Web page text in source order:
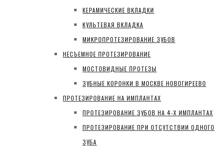
КЕРАМИЧЕСКИЕ ВКЛАДКИ
КУЛЬТЕВАЯ ВКЛАДКА
МИКРОПРОТЕЗИРОВАНИЕ ЗУБОВ
НЕСЪЕМНОЕ ПРОТЕЗИРОВАНИЕ
МОСТОВИДНЫЕ ПРОТЕЗЫ
ЗУБНЫЕ КОРОНКИ В МОСКВЕ НОВОГИРЕЕВО
ПРОТЕЗИРОВАНИЕ НА ИМПЛАНТАХ
ПРОТЕЗИРОВАНИЕ ЗУБОВ НА 4-Х ИМПЛАНТАХ
ПРОТЕЗИРОВАНИЕ ПРИ ОТСУТСТВИИ ОДНОГО
ЗУБА